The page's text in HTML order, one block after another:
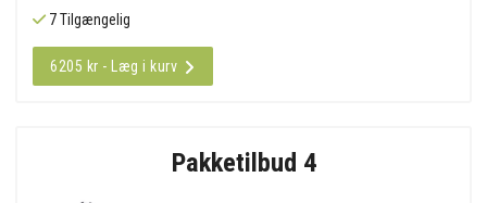
7 Tilgængelig
6205 kr - Læg i kurv
Pakketilbud 4